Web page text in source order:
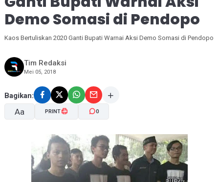
Demo Somasi di Pendopo
Kaos Bertuliskan 2020 Ganti Bupati Warnai Aksi Demo Somasi di Pendopo
Tim Redaksi
Mei 05, 2018
Bagikan:
Aa
A- A+
PRINT 0